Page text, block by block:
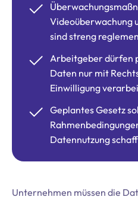
Videoüberwachung
sind streng
Arbeitgeber dürfen
Daten nur mit
Einwilligung
Geplantes Gesetz
Datennutzung
Unternehmen müssen die